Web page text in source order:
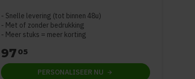
Snelle levering (tot binnen 48u)
Met of zonder bedrukking
Meer stuks = meer korting
97 05
PERSONALISEER NU